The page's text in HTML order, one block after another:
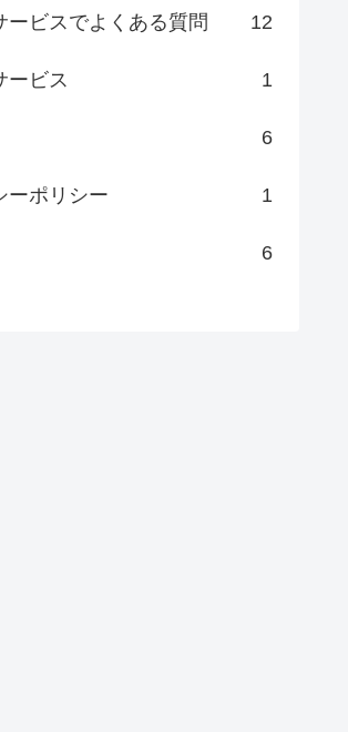
ービスでよくある質問 12
ービス 1
6
ーポリシー 1
6